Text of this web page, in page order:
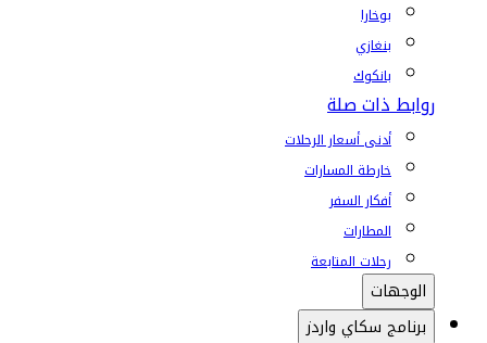
بوخارا
بنغازي
بانكوك
روابط ذات صلة
أدنى أسعار الرحلات
خارطة المسارات
أفكار السفر
المطارات
رحلات المتابعة
الوجهات
برنامج سكاي واردز